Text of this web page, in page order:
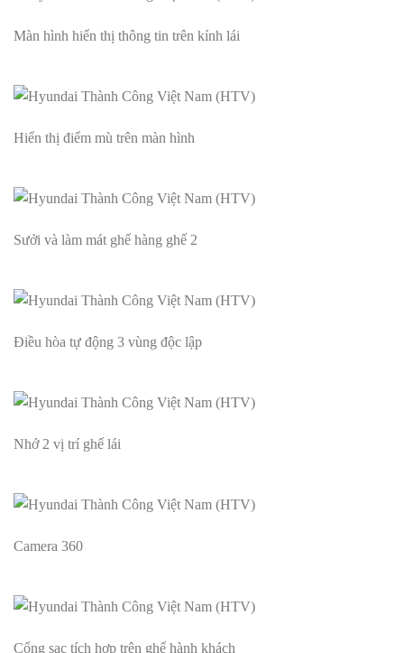
Màn hình hiển thị thông tin trên kính lái
Hiển thị điểm mù trên màn hình
Sưởi và làm mát ghế hàng ghế 2
Điều hòa tự động 3 vùng độc lập
Nhớ 2 vị trí ghế lái
Camera 360
Cổng sạc tích hợp trên ghế hành khách